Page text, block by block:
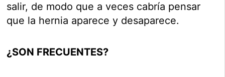
salir, de modo que a veces cabría pensar
que la hernia aparece y desaparece.
¿SON FRECUENTES?